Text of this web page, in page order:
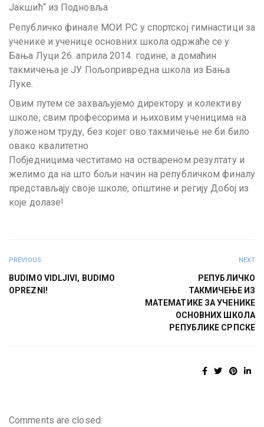
Јакшић“ из Подновља
Републичко финале МОИ РС у спортској гимнастици за
ученике и ученице основних школа одржаће се у
Бања Луци 26. априла 2014. године, а домаћин
такмичења је ЈУ Пољопривредна школа из Бања
Луке.
Овим путем се захваљујемо директору и колективу
школе, свим професорима и њиховим ученицима на
уложеном труду, без којег ово такмичење не би било
овако квалитетно
Побједницима честитамо на оствареном резултату и
желимо да на што бољи начин на републичком финалу
представљају своје школе, општине и регију Добој из
које долазе!
PREVIOUS
BUDIMO VIDLJIVI, BUDIMO
OPREZNI!
NEXT
РЕПУБЛИЧКО
ТАКМИЧЕЊЕ ИЗ
МАТЕМАТИКЕ ЗА УЧЕНИКЕ
ОСНОВНИХ ШКОЛА
РЕПУБЛИКЕ СРПСКЕ
Comments are closed.